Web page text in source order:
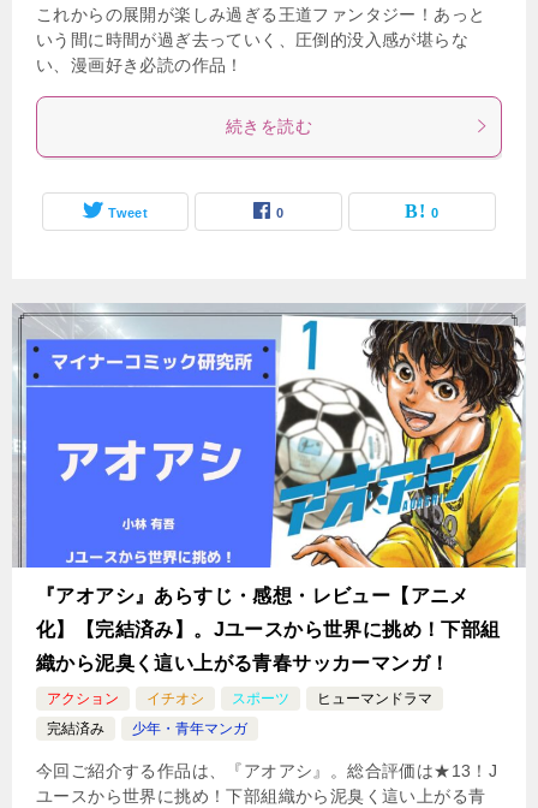
これからの展開が楽しみ過ぎる王道ファンタジー！あっと
いう間に時間が過ぎ去っていく、圧倒的没入感が堪らな
い、漫画好き必読の作品！
続きを読む
Tweet 0 0
『アオアシ』あらすじ・感想・レビュー【アニメ
化】【完結済み】。Jユースから世界に挑め！下部組
織から泥臭く這い上がる青春サッカーマンガ！
アクション イチオシ スポーツ
ヒューマンドラマ
完結済み
少年・青年マンガ
今回ご紹介する作品は、『アオアシ』。総合評価は★13！J
ユースから世界に挑め！下部組織から泥臭く這い上がる青